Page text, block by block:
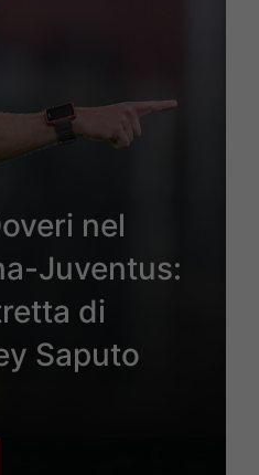
nel
Juventus:
di
Saputo